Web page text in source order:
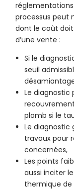
processus peut
dont le coût
d’une vente :
Si le
seuil
Le diagnostic
plomb si le
Le diagnostic
travaux pour
concernées,
Les points
aussi inciter
thermique de